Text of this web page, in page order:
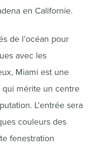
en Californie.
de l’océan pour
avec les
Miami est une
qui mérite un centre
L’entrée sera
couleurs des
fenestration